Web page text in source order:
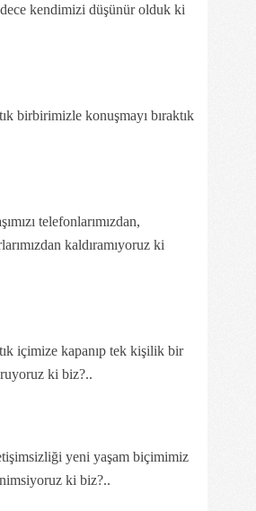
kendimizi düşünür olduk ki
birbirimizle konuşmayı bıraktık
telefonlarımızdan,
kaldıramıyoruz ki
içimize kapanıp tek kişilik bir
ki biz?..
yeni yaşam biçimimiz
ki biz?..